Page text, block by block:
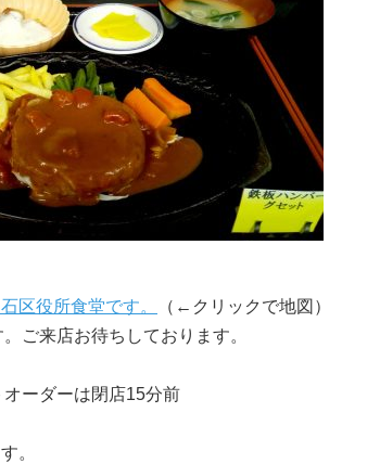
区役所食堂です。
（←クリックで地図）
ご来店お待ちしております。
オーダーは閉店15分前
。